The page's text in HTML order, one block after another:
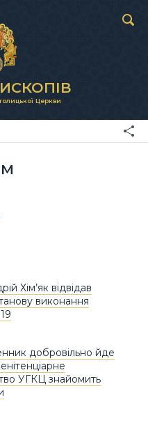
Церкви
Хім’як відвідав
виконання
добровільно йде
УГКЦ знайомить